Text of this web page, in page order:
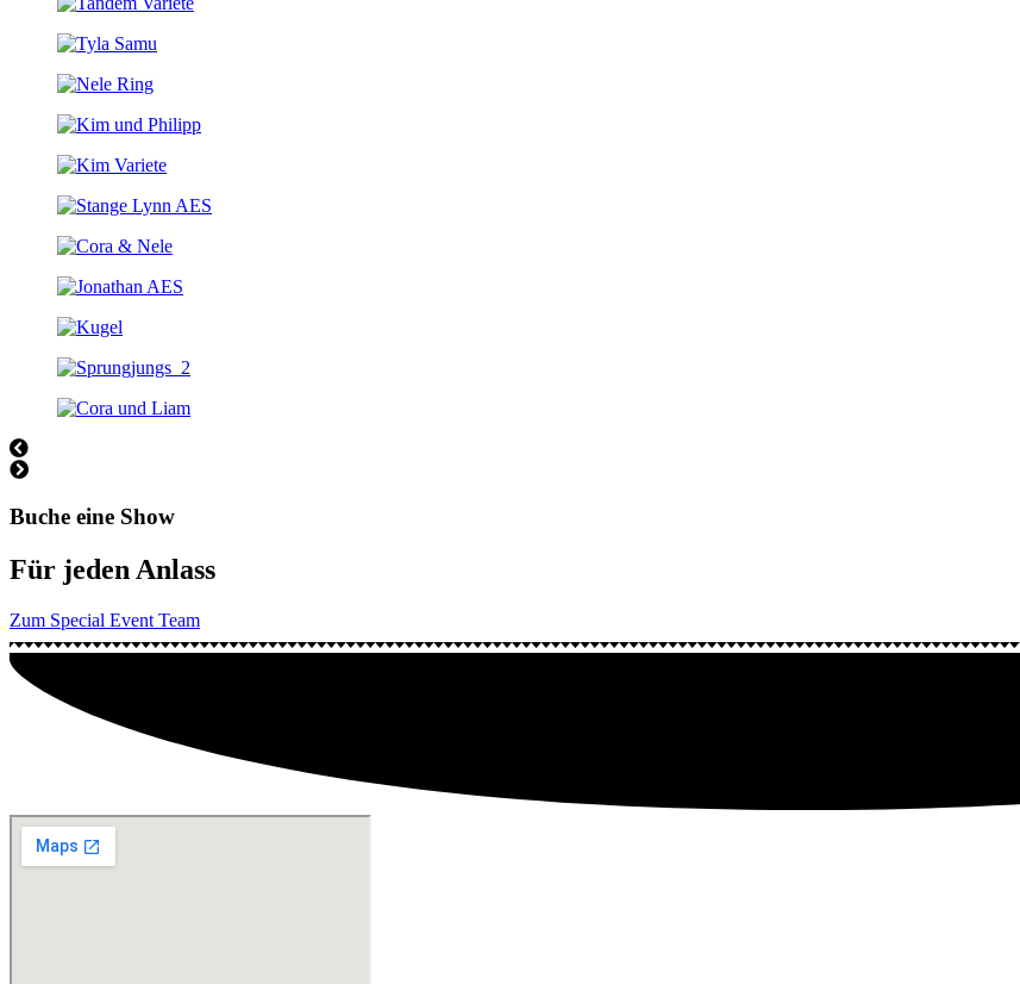
Buche eine Show
Für jeden Anlass
Zum Special Event Team